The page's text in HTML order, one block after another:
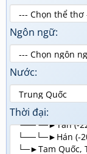
Ngôn ngữ:
Nước:
Thời đại: